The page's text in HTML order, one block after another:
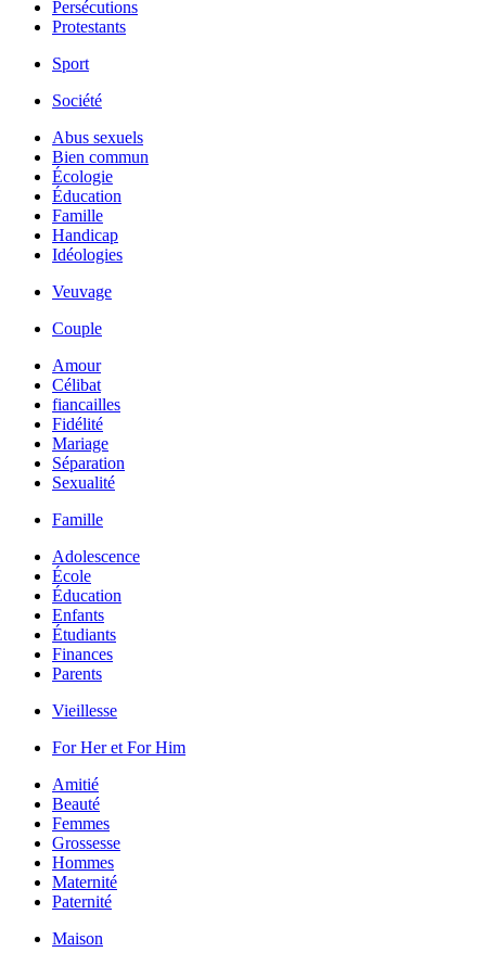
Persécutions
Protestants
Sport
Société
Abus sexuels
Bien commun
Écologie
Éducation
Famille
Handicap
Idéologies
Veuvage
Couple
Amour
Célibat
fiancailles
Fidélité
Mariage
Séparation
Sexualité
Famille
Adolescence
École
Éducation
Enfants
Étudiants
Finances
Parents
Vieillesse
For Her et For Him
Amitié
Beauté
Femmes
Grossesse
Hommes
Maternité
Paternité
Maison